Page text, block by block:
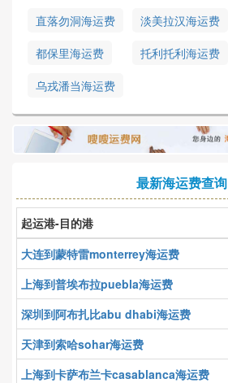
直落勿洞海运费
淡美拉汉海运费
都保里海运费
托利托利海运费
乌戎潘当海运费
最新海运费查询
起运港-目的港
大连到蒙特雷monterrey海运费
上海到普埃布拉puebla海运费
深圳到阿布扎比abu dhabi海运费
天津到索哈sohar海运费
上海到卡萨布兰卡casablanca海运费